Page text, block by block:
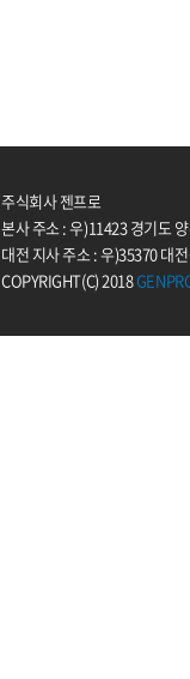
주식회사 젠프로
본사 주소 : 우)11423 경기도
대전 지사 주소 : 우)35370 대
COPYRIGHT(C) 2018